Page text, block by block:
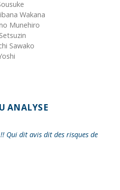
Wakana
Munehiro
Sawako
ANALYSE
Qui dit avis dit des risques de